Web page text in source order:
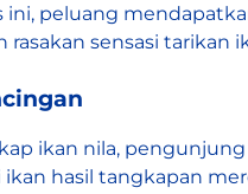
peluang
sensasi tarikan
ikan nila,
hasil tangkapan